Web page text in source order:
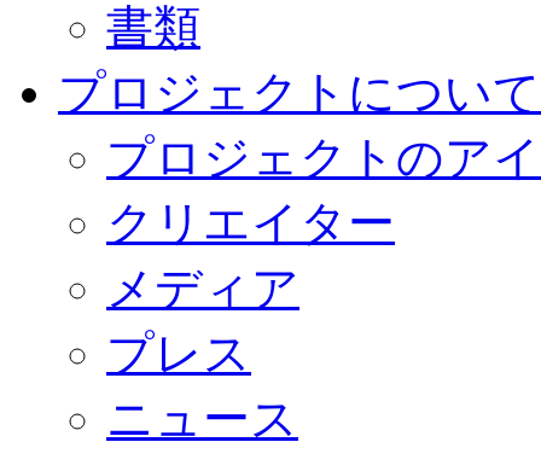
書類
プロジェクトについて
プロジェクトのア
クリエイター
メディア
プレス
ニュース